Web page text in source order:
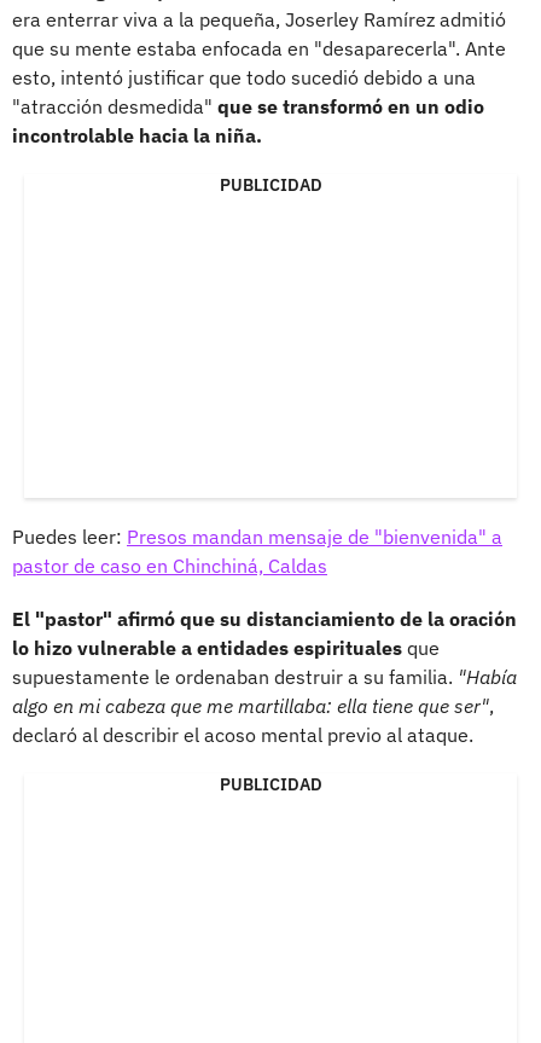
era enterrar viva a la pequeña, Joserley Ramírez admitió
que su mente estaba enfocada en "desaparecerla". Ante
esto, intentó justificar que todo sucedió debido a una
"atracción desmedida" que se transformó en un odio
incontrolable hacia la niña.
PUBLICIDAD
Puedes leer: Presos mandan mensaje de "bienvenida" a
pastor de caso en Chinchiná, Caldas
El "pastor" afirmó que su distanciamiento de la oración
lo hizo vulnerable a entidades espirituales que
supuestamente le ordenaban destruir a su familia. "Había
algo en mi cabeza que me martillaba: ella tiene que ser",
declaró al describir el acoso mental previo al ataque.
PUBLICIDAD